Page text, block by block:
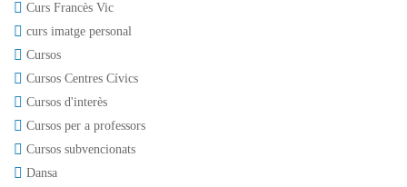
Curs Francès Vic
curs imatge personal
Cursos
Cursos Centres Cívics
Cursos d'interès
Cursos per a professors
Cursos subvencionats
Dansa